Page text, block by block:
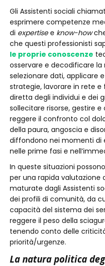
Gli Assistenti sociali
esprimere competenze
di expertisee know-how
che questi professionisti
le proprie conoscenze
osservare e decodificare la
selezionare dati, applicare
strategie, lavorare in rete
diretta degli individui e dei
sollecitare risorse, gestire
reggere il confronto col
della paura, angoscia e
diffondono nei momenti di
nelle prime fasi e
In queste situazioni
per una rapida valutazione
maturate dagli Assistenti
dei profili di comunità, da
capacità del sistema dei
reggere il peso della
tenendo conto delle
priorità/urgenze.
La natura politica